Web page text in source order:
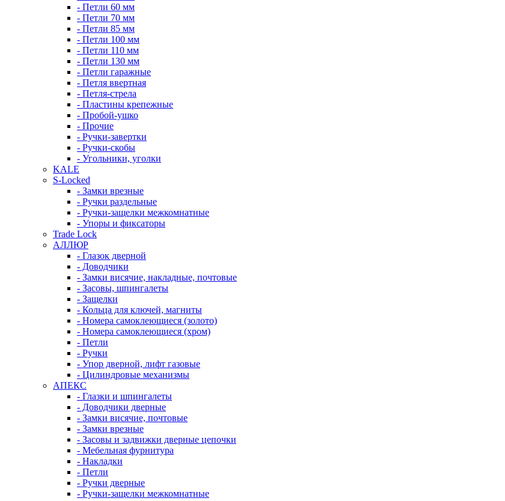
- Петли 60 мм
- Петли 70 мм
- Петли 85 мм
- Петли 100 мм
- Петли 110 мм
- Петли 130 мм
- Петли гаражные
- Петля ввертная
- Петля-стрела
- Пластины крепежные
- Пробой-ушко
- Прочие
- Ручки-завертки
- Ручки-скобы
- Угольники, уголки
KALE
S-Locked
- Замки врезные
- Ручки раздельные
- Ручки-защелки межкомнатные
- Упоры и фиксаторы
Trade Lock
АЛЛЮР
- Глазок дверной
- Доводчики
- Замки висячие, накладные, почтовые
- Засовы, шпингалеты
- Защелки
- Кольца для ключей, магниты
- Номера самоклеющиеся (золото)
- Номера самоклеющиеся (хром)
- Петли
- Ручки
- Упор дверной, лифт газовые
- Цилиндровые механизмы
АПЕКС
- Глазки и шпингалеты
- Доводчики дверные
- Замки висячие, почтовые
- Замки врезные
- Засовы и задвижки дверные цепочки
- Мебельная фурнитура
- Накладки
- Петли
- Ручки дверные
- Ручки-защелки межкомнатные